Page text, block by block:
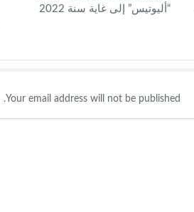
“أليوتيس” إلى غاية سنة 2022
Your email address will not be published.